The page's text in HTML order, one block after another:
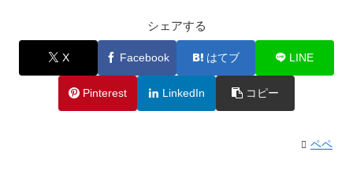
シェアする
X Facebook はてブ LINE
Pinterest LinkedIn コピー
ペペ